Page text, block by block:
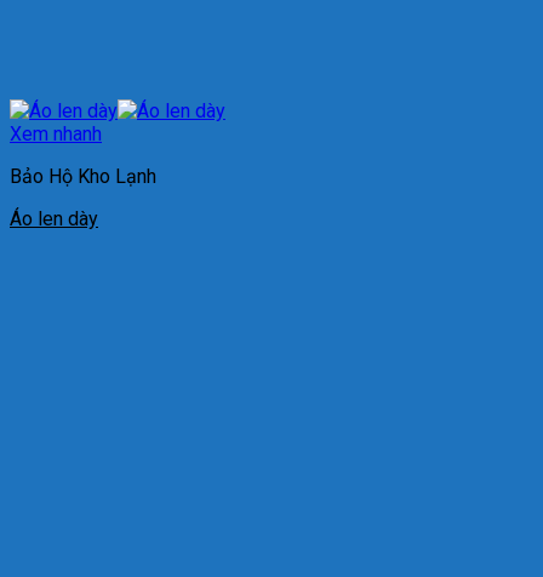
Xem nhanh
Bảo Hộ Kho Lạnh
Áo len dày